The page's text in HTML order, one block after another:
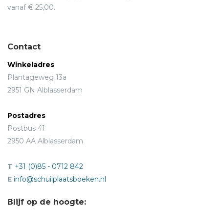
vanaf € 25,00.
Contact
Winkeladres
Plantageweg 13a
2951 GN Alblasserdam
Postadres
Postbus 41
2950 AA Alblasserdam
T +31 (0)85 - 0712 842
E info@schuilplaatsboeken.nl
Blijf op de hoogte: